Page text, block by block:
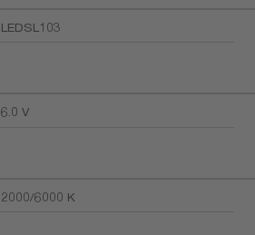
LEDSL103
6.0 V
2000/6000 K